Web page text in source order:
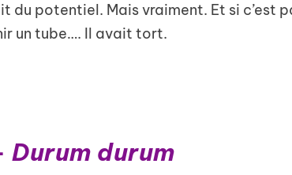
du potentiel. Mais vraiment. Et si c’est
un tube…. Il avait tort.
Durum durum